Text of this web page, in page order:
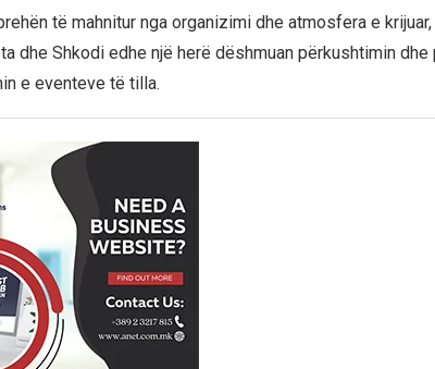
të mahnitur nga organizimi dhe atmosfera e
dhe Shkodi edhe një herë dëshmuan përkushtimin
e eventeve të tilla.